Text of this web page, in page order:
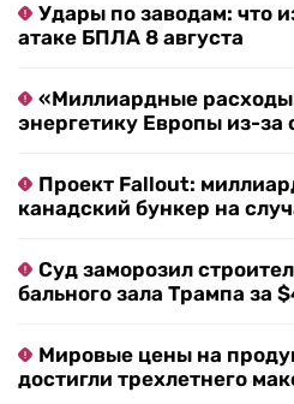
Удары по заводам: что
атаке БПЛА 8 августа
«Миллиардные
энергетику Европы из-за
Проект Fallout:
канадский бункер на
Суд заморозил
бального зала Трампа за
Мировые цены на
достигли трехлетнего